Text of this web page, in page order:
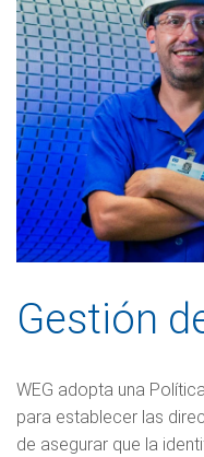
Gestión
WEG adopta una
para establecer las
de asegurar que la